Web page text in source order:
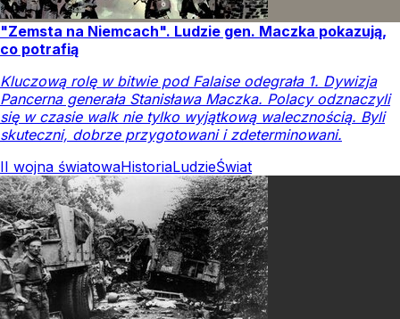
"Zemsta na Niemcach". Ludzie gen. Maczka pokazują,
co potrafią
Kluczową rolę w bitwie pod Falaise odegrała 1. Dywizja
Pancerna generała Stanisława Maczka. Polacy odznaczyli
się w czasie walk nie tylko wyjątkową walecznością. Byli
skuteczni, dobrze przygotowani i zdeterminowani.
II wojna światowaHistoriaLudzieŚwiat